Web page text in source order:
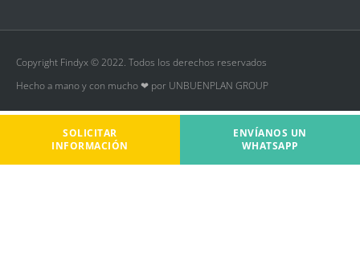
Copyright Findyx © 2022. Todos los derechos reservados
Hecho a mano y con mucho ❤ por UNBUENPLAN GROUP
SOLICITAR
INFORMACIÓN
ENVÍANOS UN
WHATSAPP